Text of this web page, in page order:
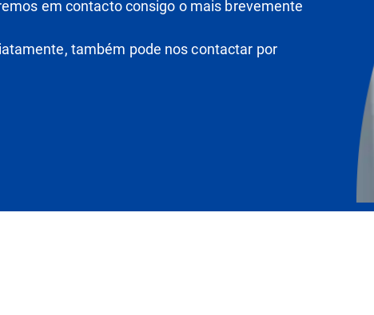
em contacto consigo o mais brevemente
também pode nos contactar por